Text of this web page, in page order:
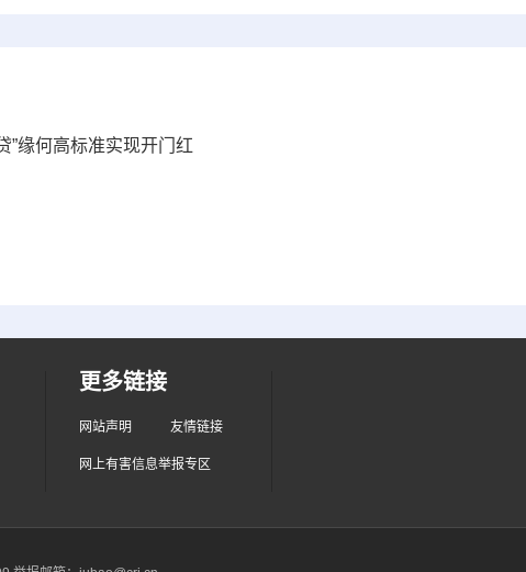
”缘何高标准实现开门红
更多链接
网站声明 友情链接
网上有害信息举报专区